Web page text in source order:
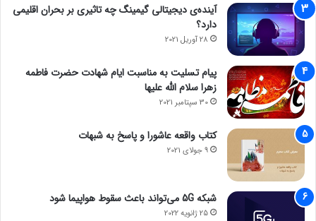
آینده‌ی دیجیتالی گیمینگ چه تاثیری بر بحران اقلیمی
دارد؟
28 آوریل 2021
پیام تسلیت به مناسبت ایام شهادت حضرت فاطمه
زهرا سلام الله علیها
30 سپتامبر 2021
کتاب واقعه عاشورا و پاسخ به شبهات
9 جولای 2021
شبکه 5G می‌تواند باعث سقوط هواپیما شود
25 ژانویه 2022